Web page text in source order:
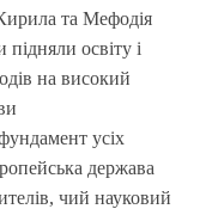
та Мефодія
освіту і
на високий
усіх
держава
чий науковий